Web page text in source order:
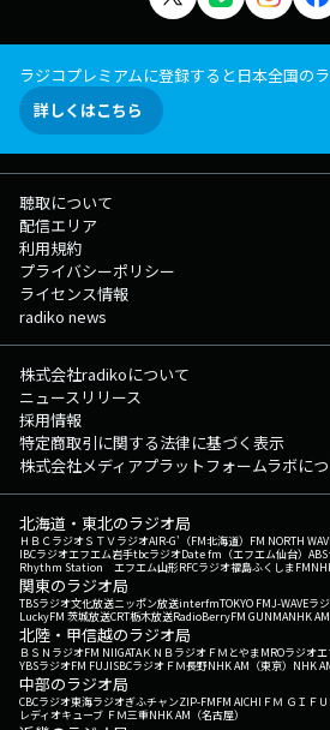
ラジコプレミアムに登録すると日本全国の
詳しくはこちら
聴取について
配信エリア
利用規約
プライバシーポリシー
ライセンス情報
radiko news
株式会社radikoについて
ニュースリリース
採用情報
特定商取引に関する法律に基づく表示
株式会社メディアプラットフォームラボに
北海道・東北のラジオ局
ＨＢＣラジオＳＴＶラジオAIR-G'（FM北海道） FM NORTH
IBCラジオエフエム岩手tbcラジオDate fm（エフエム仙台）
Rhythm Station エフエム山形RFCラジオ福島ふくしまFM
関東のラジオ局
TBSラジオ文化放送ニッポン放送interfmTOKYO FMJ-WAVEラ
LuckyFM 茨城放送CRT栃木放送RadioBerryFM GUNMANHK AM
北陸・甲信越のラジオ局
ＢＳＮラジオFM NIIGATAＫＮＢラジオ ＦＭとやまMROラジオエ
YBSラジオFM FUJISBCラジオ ＦＭ長野NHK AM（東京） NHK
中部のラジオ局
CBCラジオ東海ラジオぎふチャンZIP-FMFM AICHI ＦＭ ＧＩＦＵ
レディオキューブ ＦＭ三重NHK AM（名古屋）